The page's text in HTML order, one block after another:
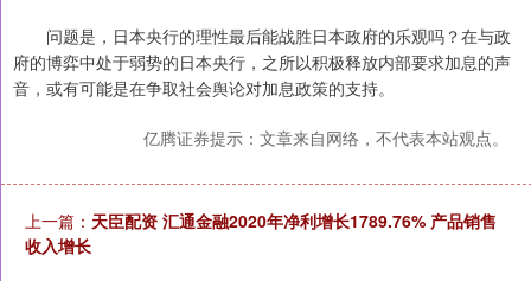
问题是，日本央行的理性最后能战胜日本政府的乐观吗？在与政
府的博弈中处于弱势的日本央行，之所以积极释放内部要求加息的声
音，或有可能是在争取社会舆论对加息政策的支持。
亿腾证券提示：文章来自网络，不代表本站观点。
上一篇： 天臣配资 汇通金融2020年净利增长1789.76% 产品销售
收入增长